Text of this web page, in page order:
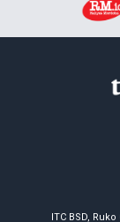
ITC BSD,